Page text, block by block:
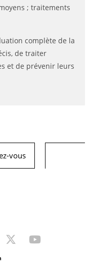
; traitements
complète de la
de traiter
et de prévenir leurs
vous